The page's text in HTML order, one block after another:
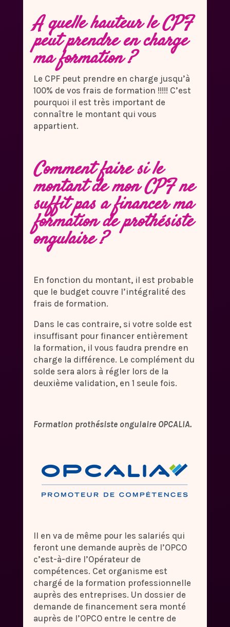
A quelle hauteur le CPF
peut prendre en charge
ma formation ?
Le CPF peut prendre en charge jusqu’à
100% de vos frais de formation !!!!! C’est
pourquoi il est très important de
connaître le montant qui vous
appartient.
Comment faire si le
montant de mon CPF ne
suffit pas a financer ma
formation de prothésiste
ongulaire ?
En fonction du montant, il est probable
que le budget couvre l’intégralité des
frais de formation.
Dans le cas contraire, si votre solde est
insuffisant pour financer entièrement
la formation, il vous faudra prendre en
charge la différence. Le complément du
solde sera alors à régler lors de la
deuxième validation, en 1 seule fois.
Formation prothésiste ongulaire OPCALIA.
Il en va de même pour les salariés qui
feront une demande auprès de l’OPCO
c’est-à-dire l’Opérateur de
compétences. Cet organisme est
chargé de la formation professionnelle
auprès des entreprises. Un dossier de
demande de financement sera monté
auprès de l’OPCO entre le centre de